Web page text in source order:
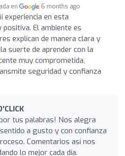
en 6 months ago
experiencia en esta
El ambiente es
explican de manera clara y
suerte de aprender con la
muy comprometida,
seguridad y confianza
tus palabras! Nos alegra
a gusto y con confianza
Comentarios así nos
lo mejor cada día.